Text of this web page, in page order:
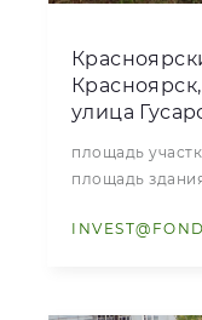
улица
площадь
площадь